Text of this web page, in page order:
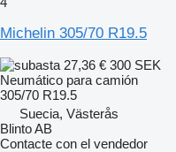
Michelin 305/70 R19.5
27,36 € 300 SEK
Neumático para camión
305/70 R19.5
Suecia, Västerås
Blinto AB
Contacte con el vendedor